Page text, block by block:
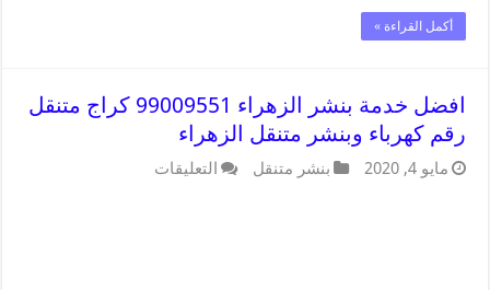
أكمل القراءة »
افضل خدمة بنشر الزهراء 99009551 كراج متنقل
رقم كهرباء وبنشر متنقل الزهراء
مايو 4, 2020 بنشر متنقل التعليقات